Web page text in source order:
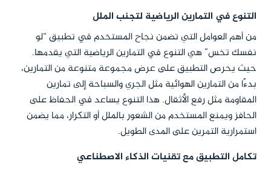
التنوع في التمارين الرياضية لتجنب الملل
من أهم العوامل التي تضمن نجاح المستخدم في تطبيق “لو
نفسك تخس” هي التنوع في التمارين الرياضية التي يقدمها.
حيث يحرص التطبيق على عرض مجموعة متنوعة من التمارين،
بدءًا من التمارين الهوائية مثل الجري والسباحة إلى تمارين
المقاومة مثل رفع الأثقال. هذا التنوع يساعد في الحفاظ على
الحافز ويمنع المستخدم من الشعور بالملل أو التكرار، مما يضمن
استمرارية التمرين على المدى الطويل.
تكامل التطبيق مع تقنيات الذكاء الاصطناعي